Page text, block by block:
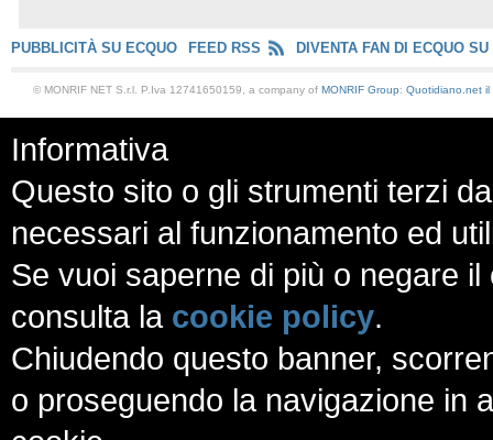
PUBBLICITÀ SU ECQUO FEED RSS DIVENTA FAN DI ECQUO SU
© MONRIF NET S.r.l. P.Iva 12741650159, a company of MONRIF Group: Quotidiano.net il
Informativa
Questo sito o gli strumenti terzi
necessari al funzionamento ed
Se vuoi saperne di più o negare
consulta la cookie policy.
Chiudendo questo banner,
o proseguendo la navigazione in